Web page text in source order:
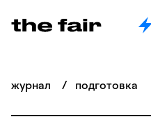
журнал / подготовка